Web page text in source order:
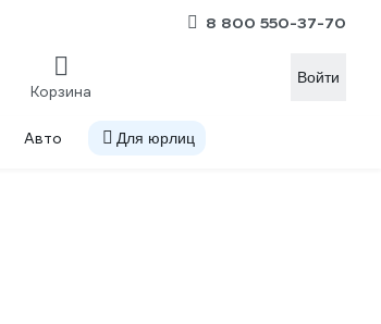
8 800 550-37-70
Корзина
Войти
Авто Для юрлиц